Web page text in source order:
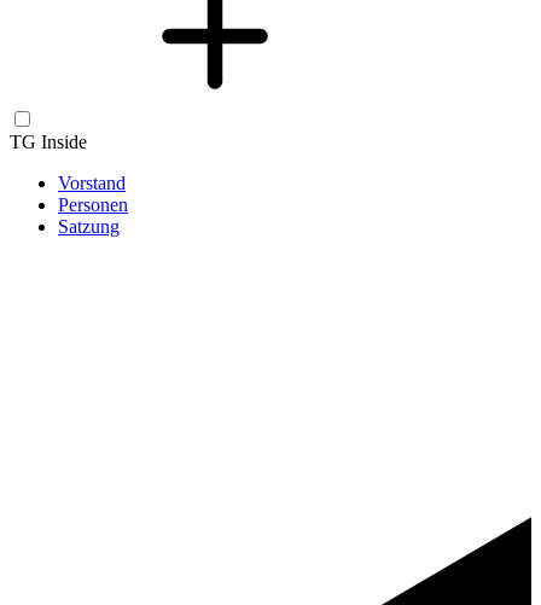
TG Inside
Vorstand
Personen
Satzung